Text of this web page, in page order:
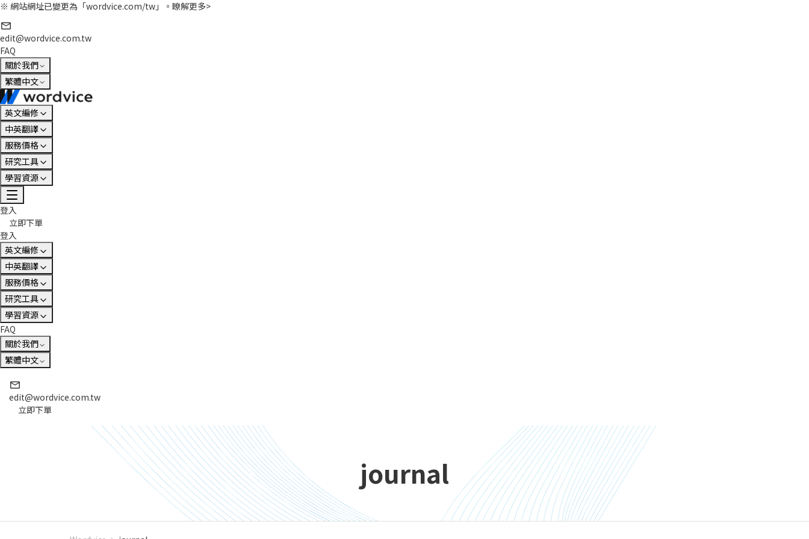
※ 網站網址已變更為「wordvice.com/tw」。 瞭解更多>
edit@wordvice.com.tw
FAQ
關於我們
繁體中文
英文編修
中英翻譯
服務價格
研究工具
學習資源
登入
立即下單
登入
英文編修
中英翻譯
服務價格
研究工具
學習資源
FAQ
關於我們
繁體中文
edit@wordvice.com.tw
立即下單
journal